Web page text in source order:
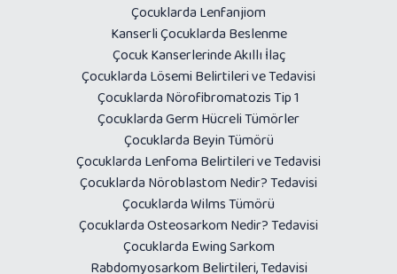
Çocuklarda Lenfanjiom
Kanserli Çocuklarda Beslenme
Çocuk Kanserlerinde Akıllı İlaç
Çocuklarda Lösemi Belirtileri ve Tedavisi
Çocuklarda Nörofibromatozis Tip 1
Çocuklarda Germ Hücreli Tümörler
Çocuklarda Beyin Tümörü
Çocuklarda Lenfoma Belirtileri ve Tedavisi
Çocuklarda Nöroblastom Nedir? Tedavisi
Çocuklarda Wilms Tümörü
Çocuklarda Osteosarkom Nedir? Tedavisi
Çocuklarda Ewing Sarkom
Rabdomyosarkom Belirtileri, Tedavisi